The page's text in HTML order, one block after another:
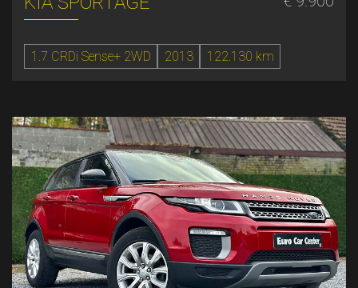
1.7 CRDi Sense+ 2WD 2013 122.130 km